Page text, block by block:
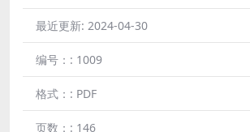
最近更新: 2024-04-30
编号：: 1009
格式：: PDF
页数：: 146